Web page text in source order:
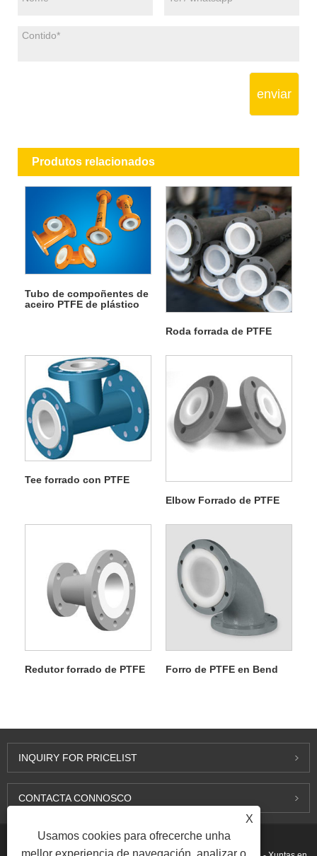
enviar
Produtos relacionados
Tubo de compoñentes de
aceiro PTFE de plástico
Roda forrada de PTFE
Tee forrado con PTFE
Elbow Forrado de PTFE
Redutor forrado de PTFE Forro de PTFE en Bend
INQUIRY FOR PRICELIST
CONTACTA CONNOSCO
X
Usamos cookies para ofrecerche unha
mellor experiencia de navegación, analizar o